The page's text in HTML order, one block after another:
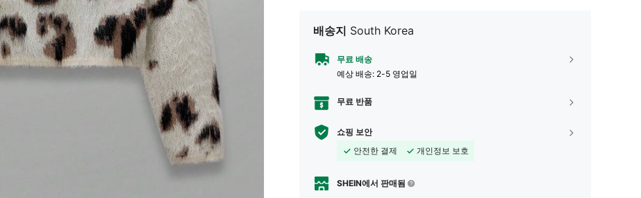
배송지 South Korea
무료 배송
예상 배송: 2-5 영업일
무료 반품
쇼핑 보안
안전한 결제
개인정보 보호
SHEIN에서 판매됨